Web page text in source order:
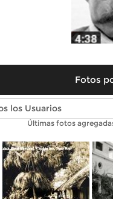
Fotos
Fotos antiguas
Últimas fotos